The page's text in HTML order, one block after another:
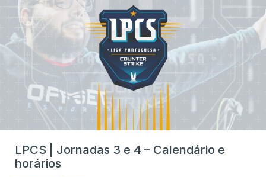
LPCS | Jornadas 3 e 4 – Calendário e
horários